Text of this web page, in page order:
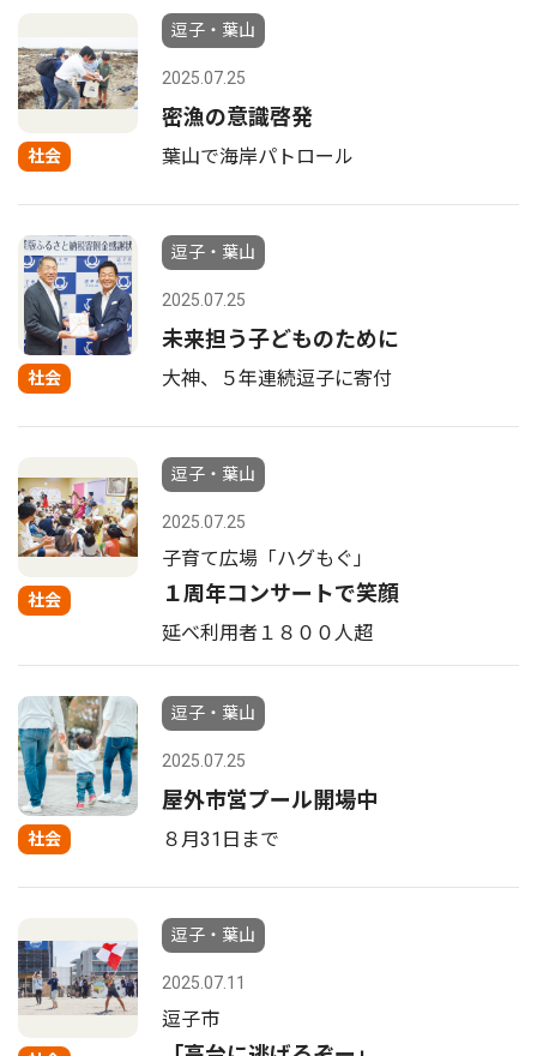
社会
逗子・葉山
2025.07.25
密漁の意識啓発
葉山で海岸パトロール
社会
逗子・葉山
2025.07.25
未来担う子どものために
大神、５年連続逗子に寄付
社会
逗子・葉山
2025.07.25
子育て広場「ハグもぐ」
１周年コンサートで笑顔
延べ利用者１８００人超
社会
逗子・葉山
2025.07.25
屋外市営プール開場中
８月31日まで
逗子・葉山
2025.07.11
逗子市